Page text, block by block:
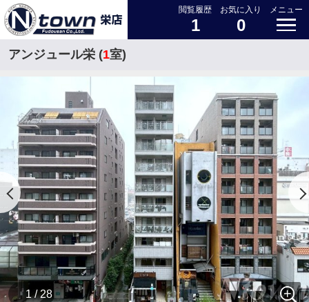
閲覧履歴
1
お気に入り
0
メニュー
アンジュール栄 (1室)
1 / 28